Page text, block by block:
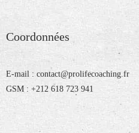
Coordonnées
E-mail : contact@prolifecoaching.fr
GSM : +212 618 723 941